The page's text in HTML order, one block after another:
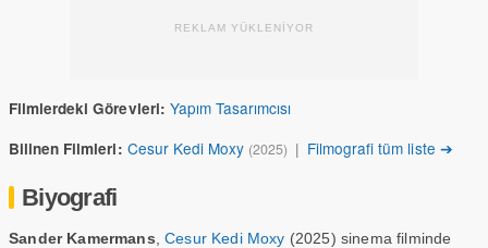
REKLAM YÜKLENİYOR
Filmlerdeki Görevleri: Yapım Tasarımcısı
Bilinen Filmleri: Cesur Kedi Moxy (2025) | Filmografi tüm liste ➔
Biyografi
Sander Kamermans ,Cesur Kedi Moxy (2025) sinema filminde